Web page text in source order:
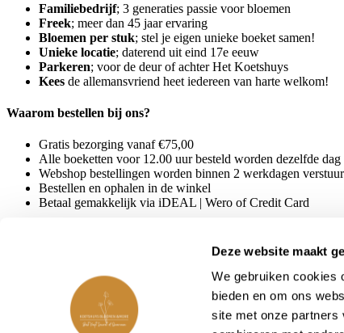
Deze website maakt
We gebruiken cookies
bieden en om ons
site met onze partners
Familiebedrijf; 3 generaties passie voor bloemen
Freek; meer dan 45 jaar ervaring
Bloemen per stuk; stel je eigen unieke boeket samen!
Unieke locatie; daterend uit eind 17e eeuw
Parkeren; voor de deur of achter Het Koetshuys
Kees de allemansvriend heet iedereen van harte welkom!
Waarom bestellen bij ons?
Gratis bezorging vanaf €75,00
Alle boeketten voor 12.00 uur besteld worden dezelfde dag
Webshop bestellingen worden binnen 2 werkdagen
Bestellen en ophalen in de winkel
Betaal gemakkelijk via iDEAL | Wero of Credit Card
© 2025 Koetshuys
Duurzaam ontwikkeld door
House of Joanne